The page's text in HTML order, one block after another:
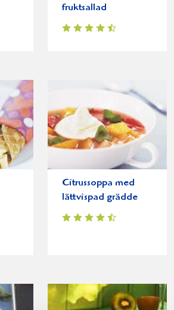
fruktsallad
Citrussoppa med
lättvispad grädde